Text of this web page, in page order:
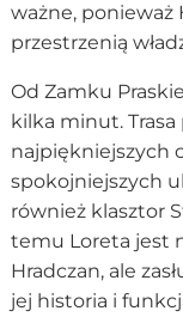
ważne, ponieważ
przestrzenią
Od Zamku
kilka minut.
najpiękniejszych
spokojniejszych
również klasztor
temu Loreta jest
Hradczan, ale
jej historia i